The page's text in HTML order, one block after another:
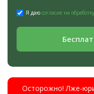
Я даю согласие на
Осторожно! Лже-